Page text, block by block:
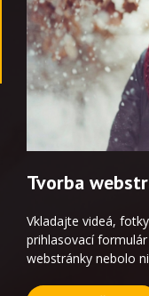
Tvorba
Vkladajte videá,
prihlasovací
webstránky nebolo